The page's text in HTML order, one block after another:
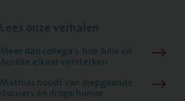
Meer dan collega’s: hoe Julie en
Aurélie elkaar versterken
Mathias houdt van diepgaande
dossiers én droge humor